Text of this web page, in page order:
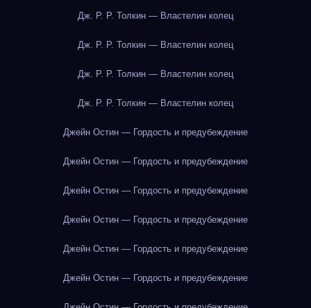
Дж. Р. Р. Толкин — Властелин колец
Дж. Р. Р. Толкин — Властелин колец
Дж. Р. Р. Толкин — Властелин колец
Дж. Р. Р. Толкин — Властелин колец
Джейн Остин — Гордость и предубеждение
Джейн Остин — Гордость и предубеждение
Джейн Остин — Гордость и предубеждение
Джейн Остин — Гордость и предубеждение
Джейн Остин — Гордость и предубеждение
Джейн Остин — Гордость и предубеждение